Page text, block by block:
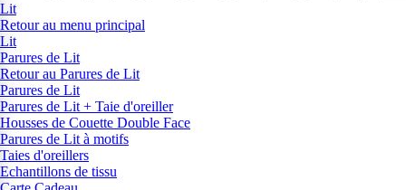
Lit
Retour au menu principal
Lit
Parures de Lit
Retour au Parures de Lit
Parures de Lit
Parures de Lit + Taie d'oreiller
Housses de Couette Double Face
Parures de Lit à motifs
Taies d'oreillers
Echantillons de tissu